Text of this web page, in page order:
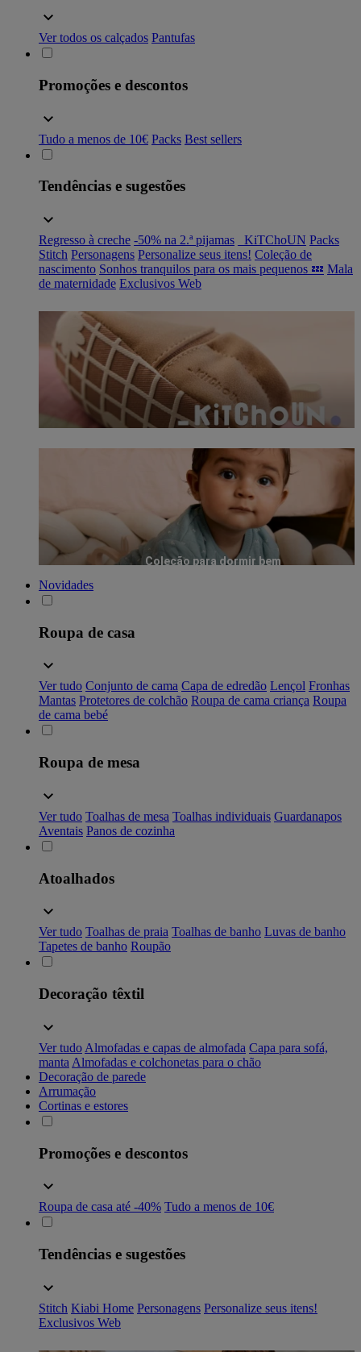
Ver todos os calçados Pantufas
Promoções e descontos
Tudo a menos de 10€ Packs Best sellers
Tendências e sugestões
Regresso à creche -50% na 2.ª pijamas _KiTChoUN Packs
Stitch Personagens Personalize seus itens! Coleção de
nascimento Sonhos tranquilos para os mais pequenos 💤 Mala
de maternidade Exclusivos Web
Coleção para dormir bem
Novidades
Roupa de casa
Ver tudo Conjunto de cama Capa de edredão Lençol Fronhas
Mantas Protetores de colchão Roupa de cama criança Roupa
de cama bebé
Roupa de mesa
Ver tudo Toalhas de mesa Toalhas individuais Guardanapos
Aventais Panos de cozinha
Atoalhados
Ver tudo Toalhas de praia Toalhas de banho Luvas de banho
Tapetes de banho Roupão
Decoração têxtil
Ver tudo Almofadas e capas de almofada Capa para sofá,
manta Almofadas e colchonetas para o chão
Decoração de parede
Arrumação
Cortinas e estores
Promoções e descontos
Roupa de casa até -40% Tudo a menos de 10€
Tendências e sugestões
Stitch Kiabi Home Personagens Personalize seus itens!
Exclusivos Web